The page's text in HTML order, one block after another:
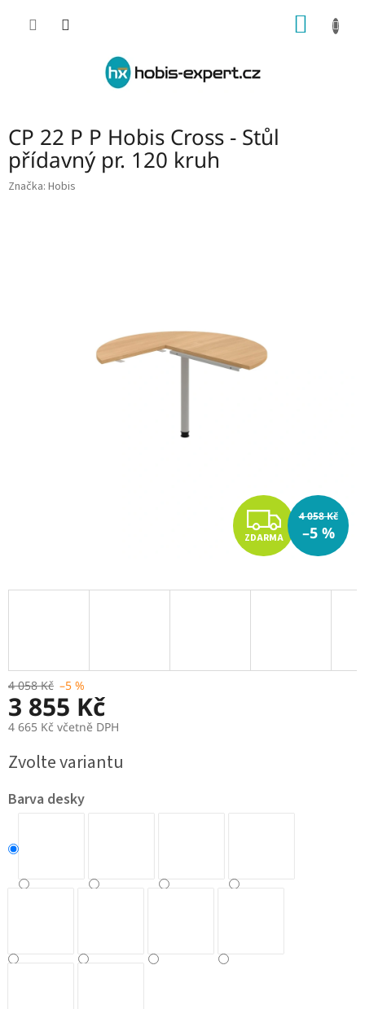
CP 22 P P Hobis Cross - Stůl
přídavný pr. 120 kruh
Značka: Hobis
Z
D
A
ZDARMA
4 058 Kč
–5 %
4 058 Kč –5 %
3 855 Kč
4 665 Kč včetně DPH
cena:
Zvolte variantu
Barva desky